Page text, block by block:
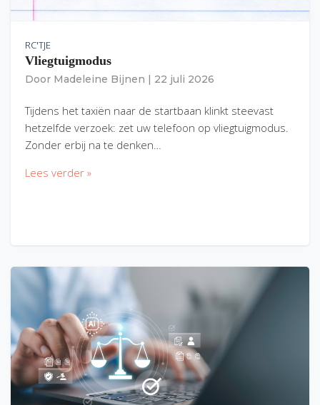
RC'TJE
Vliegtuigmodus
Door Madeleine Bijnen 22 juli 2026
Tijdens het taxiën naar de startbaan klinkt steevast
hetzelfde verzoek: zet uw telefoon op vliegtuigmodus.
Zonder erbij na te denken…
Lees verder »